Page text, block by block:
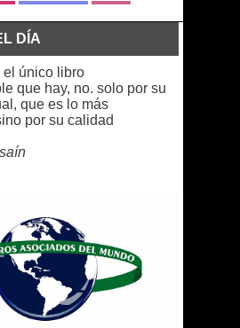
DÍA
el único libro
que hay, no. solo por su
que es lo más
por su calidad